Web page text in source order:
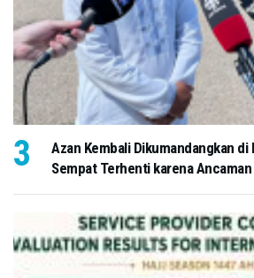
Azan Kembali Dikumandangkan di
Sempat Terhenti karena